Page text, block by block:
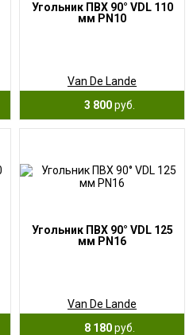
Угольник ПВХ 90° VDL 110
мм PN10
Van De Lande
3 800руб.
Угольник ПВХ 90° VDL 125
мм PN16
Van De Lande
8 180руб.